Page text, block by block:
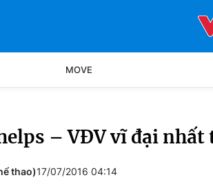
MOVE
– VĐV vĩ đại
thao)17/07/2016 04:14